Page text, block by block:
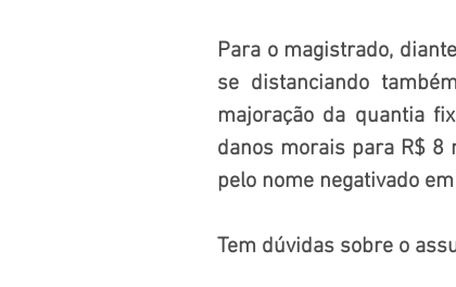
Para o magistrado,
se distanciando
majoração da quantia
danos morais para R$ 8
pelo nome negativado
Tem dúvidas sobre o